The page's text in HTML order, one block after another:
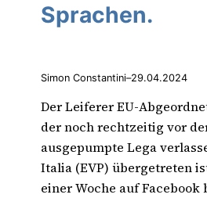
Sprachen.
Simon Constantini–29.04.2024
Der Leiferer EU-
der noch rechtzeitig vor
ausgepumpte Lega
Italia (EVP) übergetreten
einer Woche auf Facebook